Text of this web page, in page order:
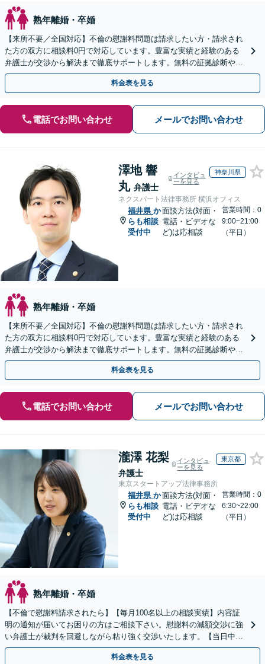
熟年離婚・卒婚
【来所不要／全国対応】不倫の慰謝料問題は請求したい方・請求され
た方の双方に相談料0円で対応しています。豊富な実績と経験のある
弁護士が交渉から解決まで徹底サポートします。無料の証拠診断や着
手金の返還保証もありますので安心してご相談ください。
料金表を見る
電話でお問い合わせ メールでお問い合わせ
澤地 響
丸 弁護士
インタビュ
ーを見る
神奈川県
ネクスパート法律事務所 横浜オフィス
福井県 か
らも相談
受付中
面談方法(対面・
電話・ビデオな
ど)は応相談
営業時間：0
9:00~21:00
（平日）
熟年離婚・卒婚
【来所不要／全国対応】不倫の慰謝料問題は請求したい方・請求され
た方の双方に相談料0円で対応しています。豊富な実績と経験のある
弁護士が交渉から解決まで徹底サポートします。無料の証拠診断や着
手金の返還保証もありますので安心してご相談ください。
料金表を見る
電話でお問い合わせ メールでお問い合わせ
瀧澤 花梨
弁護士
インタビュ
ーを見る
東京都
東京スタートアップ法律事務所
福井県 か
らも相談
受付中
面談方法(対面・
電話・ビデオな
ど)は応相談
営業時間：0
6:30~22:00
（平日）
熟年離婚・卒婚
【不倫で慰謝料請求されたら】【毎月100名以上の相談実績】内容証
明の通知が届いてお困りの方はご相談下さい。慰謝料の減額交渉に強
い弁護士が裁判を回避しながら粘り強く交渉いたします。【当日中の
相談可(予約制)】【全国対応】
料金表を見る